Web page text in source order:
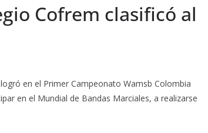
Cofrem clasificó al
en el Primer Campeonato Wamsb Colombia
en el Mundial de Bandas Marciales, a realizarse